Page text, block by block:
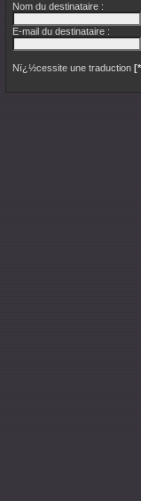
Nom du destinataire :
E-mail du destinataire :
Nï¿½cessite une traduction